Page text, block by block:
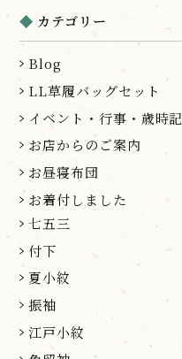
カテゴリー
Blog
LL草履バッグセット
イベント・行事・歳時記
お店からのご案内
お昼寝布団
お着付しました
七五三
付下
夏小紋
振袖
江戸小紋